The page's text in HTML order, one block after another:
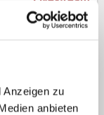
Anzeigen zu
anbieten
ZDF
ZDF
Livestream